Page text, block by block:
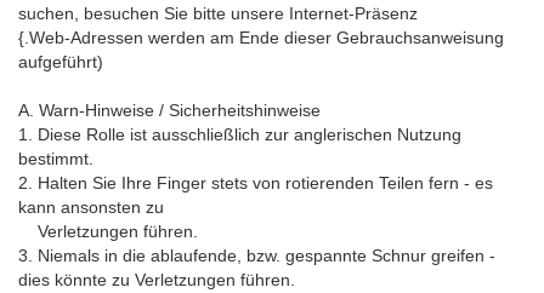
suchen, besuchen Sie bitte unsere Internet-Präsenz
{.Web-Adressen werden am Ende dieser Gebrauchsanweisung
aufgeführt)
A. Warn-Hinweise / Sicherheitshinweise
1. Diese Rolle ist ausschließlich zur anglerischen Nutzung
bestimmt.
2. Halten Sie Ihre Finger stets von rotierenden Teilen fern - es
kann ansonsten zu
Verletzungen führen.
3. Niemals in die ablaufende, bzw. gespannte Schnur greifen -
dies könnte zu Verletzungen führen.